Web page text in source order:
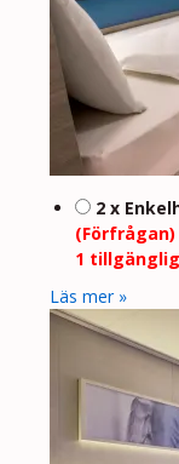
2 x
(Förfrågan)
1
Läs mer »